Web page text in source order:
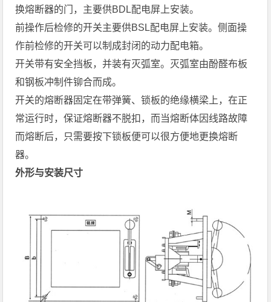
换熔断器的门，主要供BDL配电屏上安装。
前操作后检修的开关主要供BSL配电屏上安装。侧面操
作前检修的开关可以制成封闭的动力配电箱。
开关带有安全挡板，并装有灭弧室。灭弧室由酚醛布板
和钢板冲制件铆合而成。
开关的熔断器固定在带弹簧、锁板的绝缘横梁上，在正
常运行时，保证熔断器不脱扣，而当熔断体因线路故障
而熔断后，只需要按下锁板便可以很方便地更换熔断
器。
外形与安装尺寸